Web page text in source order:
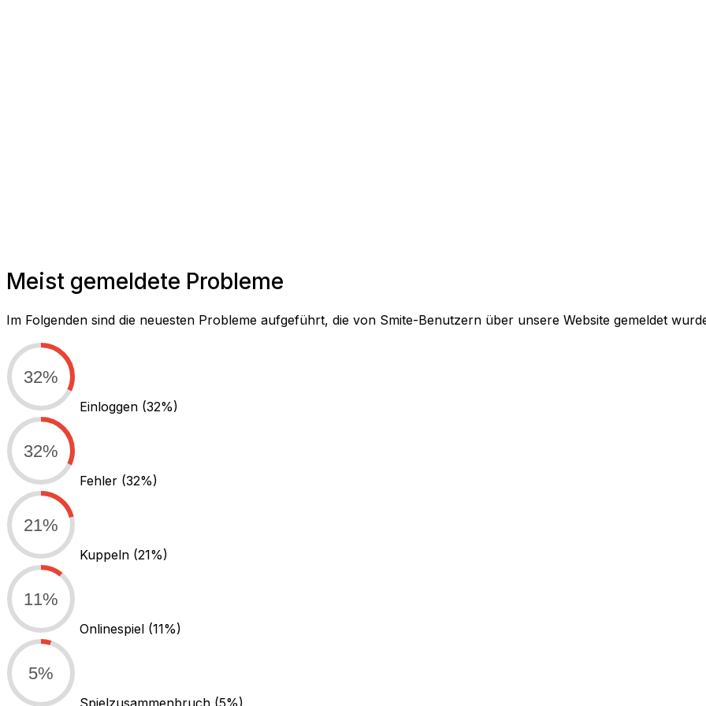
Meist gemeldete Probleme
Im Folgenden sind die neuesten Probleme aufgeführt, die von Smite-Benutzern über unsere Website gemeldet
32%
Einloggen (32%)
32%
Fehler (32%)
21%
Kuppeln (21%)
11%
Onlinespiel (11%)
5%
Spielzusammenbruch (5%)